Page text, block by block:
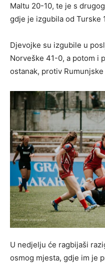
Maltu 20-10, te je s
gdje je izgubila od Turske
Djevojke su izgubile u
Norveške 41-0, a potom i
ostanak, protiv Rumunjske
U nedjelju će ragbijaši
osmog mjesta, gdje im je